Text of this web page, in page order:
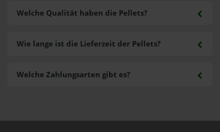
Welche Zahlungsarten gibt es?
Welche Qualität haben die Pellets?
Wie lange ist die Lieferzeit der Pellets?